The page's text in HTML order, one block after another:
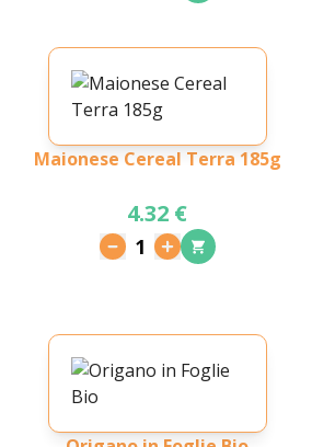
Maionese Cereal Terra 185g
4.32 €
1